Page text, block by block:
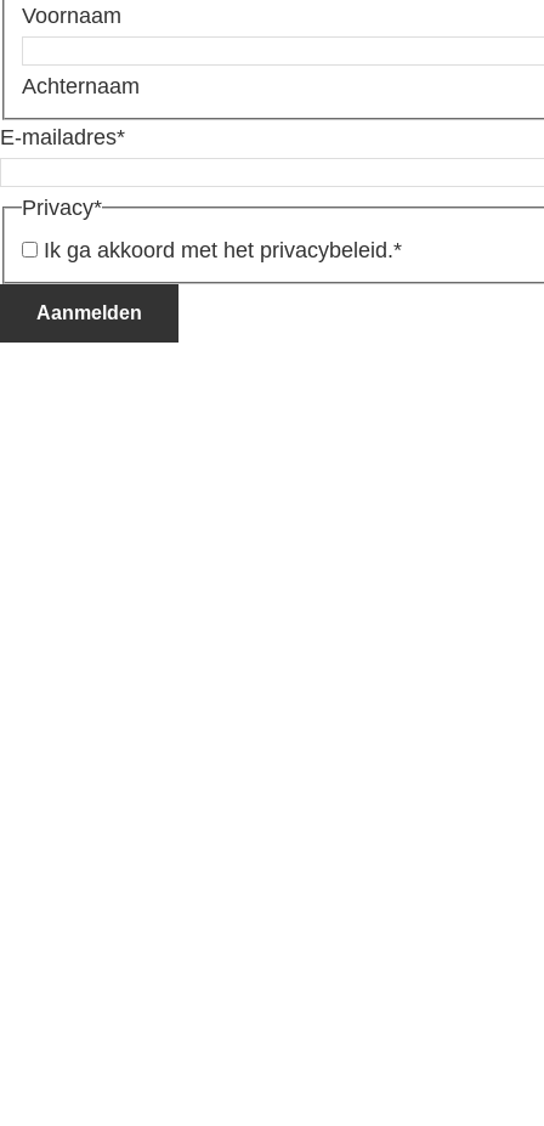
Voornaam
Achternaam
E-mailadres*
Privacy*
Ik ga akkoord met het privacybeleid.*
Aanmelden